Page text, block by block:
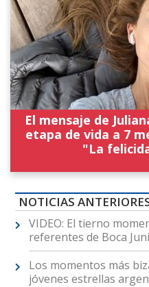
El mensaje de
etapa de vida a 7
"La
NOTICIAS
VIDEO: El tierno
referentes de Boca
Los momentos más
jóvenes estrellas